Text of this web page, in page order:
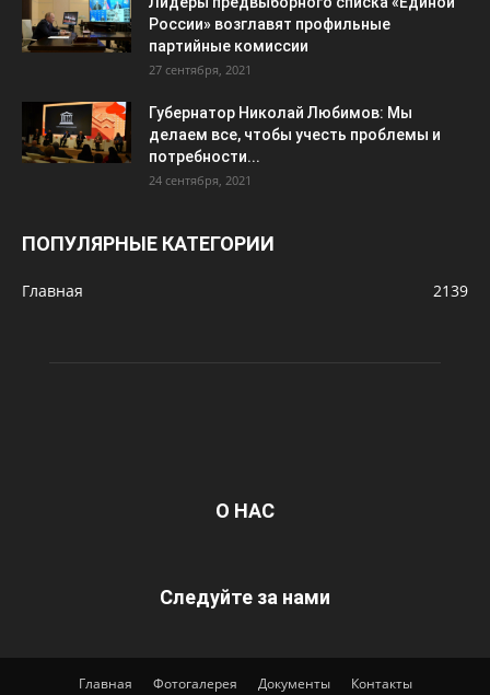
России» возглавят профильные
партийные комиссии
27 сентября, 2021
Губернатор Николай Любимов: Мы
делаем все, чтобы учесть проблемы и
потребности...
24 сентября, 2021
ПОПУЛЯРНЫЕ КАТЕГОРИИ
Главная 2139
О НАС
Следуйте за нами
Главная Фотогалерея Документы Контакты